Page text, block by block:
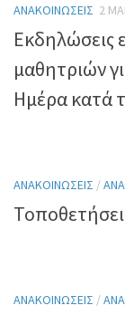
ΑΝΑΚΟΙΝΏΣΕΙΣ 2
μαθητριών
Ημέρα κατά
ΑΝΑΚΟΙΝΏΣΕΙΣ /
ΑΝΑΚΟΙΝΏΣΕΙΣ /